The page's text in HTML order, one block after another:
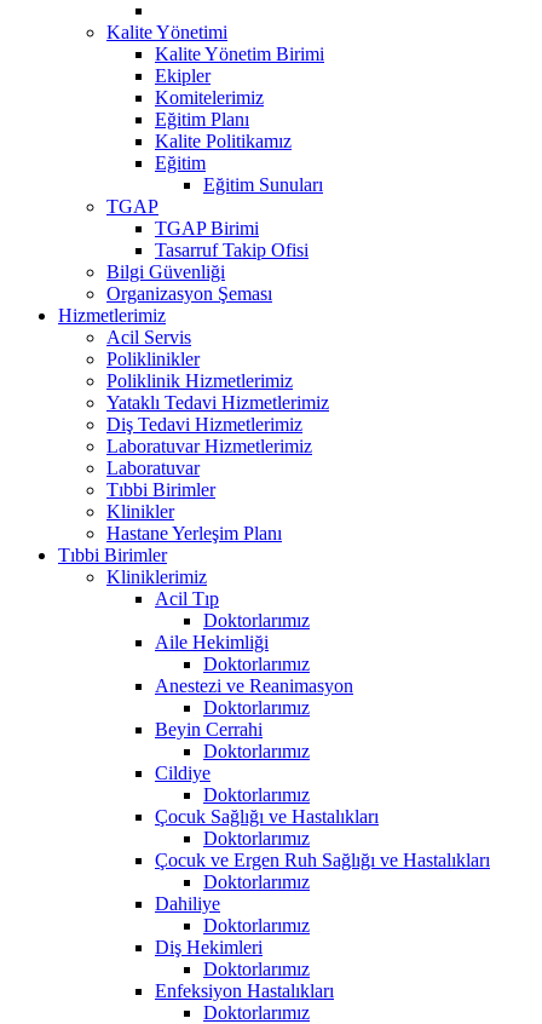
Kalite Yönetimi
Kalite Yönetim Birimi
Ekipler
Komitelerimiz
Eğitim Planı
Kalite Politikamız
Eğitim
Eğitim Sunuları
TGAP
TGAP Birimi
Tasarruf Takip Ofisi
Bilgi Güvenliği
Organizasyon Şeması
Hizmetlerimiz
Acil Servis
Poliklinikler
Poliklinik Hizmetlerimiz
Yataklı Tedavi Hizmetlerimiz
Diş Tedavi Hizmetlerimiz
Laboratuvar Hizmetlerimiz
Laboratuvar
Tıbbi Birimler
Klinikler
Hastane Yerleşim Planı
Tıbbi Birimler
Kliniklerimiz
Acil Tıp
Doktorlarımız
Aile Hekimliği
Doktorlarımız
Anestezi ve Reanimasyon
Doktorlarımız
Beyin Cerrahi
Doktorlarımız
Cildiye
Doktorlarımız
Çocuk Sağlığı ve Hastalıkları
Doktorlarımız
Çocuk ve Ergen Ruh Sağlığı ve Hastalıkları
Doktorlarımız
Dahiliye
Doktorlarımız
Diş Hekimleri
Doktorlarımız
Enfeksiyon Hastalıkları
Doktorlarımız